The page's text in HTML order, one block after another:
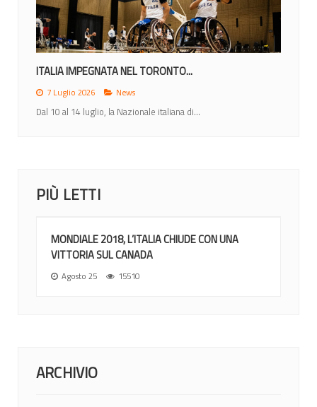
ITALIA IMPEGNATA NEL TORONTO...
7 Luglio 2026 News
Dal 10 al 14 luglio, la Nazionale italiana di...
PIÙ LETTI
MONDIALE 2018, L’ITALIA CHIUDE CON UNA
VITTORIA SUL CANADA
Agosto 25 15510
ARCHIVIO